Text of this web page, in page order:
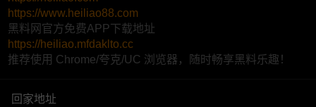
https://www.heiliao88.com
黑料网官方免费APP下载地址
https://heiliao.mfdaklto.cc
推荐使用 Chrome/夸克/UC 浏览器，随时畅享黑料乐趣！
回家地址